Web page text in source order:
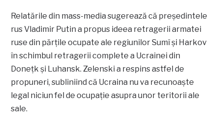
Relatările din mass-media sugerează că președintele
rus Vladimir Putin a propus ideea retragerii armatei
ruse din părțile ocupate ale regiunilor Sumî și Harkov
în schimbul retragerii complete a Ucrainei din
Donețk și Luhansk. Zelenski a respins astfel de
propuneri, subliniind că Ucraina nu va recunoaște
legal niciun fel de ocupație asupra unor teritorii ale
sale.